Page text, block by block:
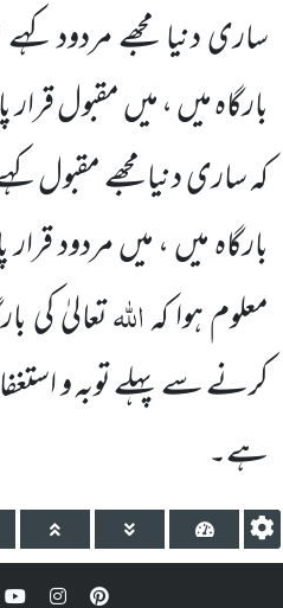
ساری دنیا مجھے مردود
بارگاہ میں ، میں مقبول
کہ ساری دنیا مجھے مقبول
بارگاہ میں ، میں مردود
معلوم ہوا کہاللہتعالیٰ کی
کرنے سے پہلے توبہ و
ہے۔